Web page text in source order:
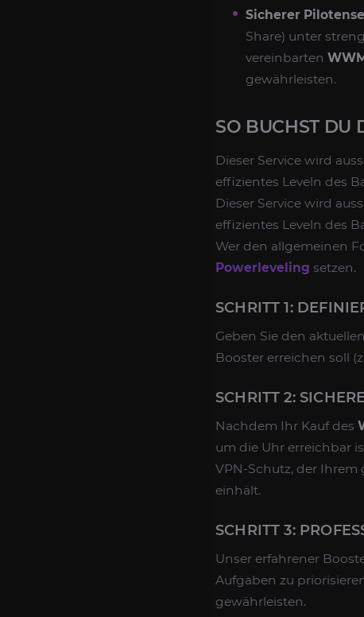
Sicherer
Share) unter
vereinbarten
gewährleisten.
SO BUCHST DU
Dieser Service wird
effizientes Leveln des
Dieser Service wird
effizientes Leveln des
Wer den allgemeinen
Powerleveling setzen.
SCHRITT 1:
Geben Sie den
Booster erreichen soll
SCHRITT 2:
Nachdem Ihr Kauf des
um die Uhr erreichbar
VPN-Schutz, der
einhält.
SCHRITT 3:
Unser erfahrener
Aufgaben zu
gewährleisten.